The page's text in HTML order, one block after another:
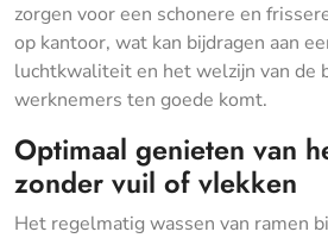
zorgen voor een schonere en
op kantoor, wat kan bijdragen aan
luchtkwaliteit en het welzijn van de
werknemers ten goede komt.
Optimaal genieten van
zonder vuil of vlekken
Het regelmatig wassen van ramen